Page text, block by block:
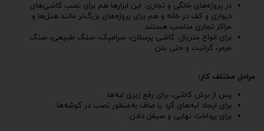
در پروژه‌های خانگی و تجاری: این ابزارها هم برای نصب کاشی‌های
دیواری و کف در خانه و هم برای پروژه‌های بزرگ‌تر مانند هتل‌ها و
مراکز تجاری مناسب هستند.
برای انواع متریال: کاشی پرسلان، سرامیک، سنگ طبیعی، سنگ
مرمر، گرانیت و حتی بتن.
مراحل مختلف کار:
پس از برش کاشی، برای رفع زبری لبه‌ها.
برای ایجاد لبه‌های گرد یا صاف به‌منظور نصب در گوشه‌ها.
برای پرداخت نهایی و صیقل دادن.